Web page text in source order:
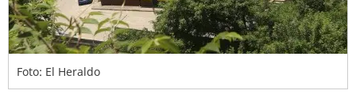
Foto: El Heraldo